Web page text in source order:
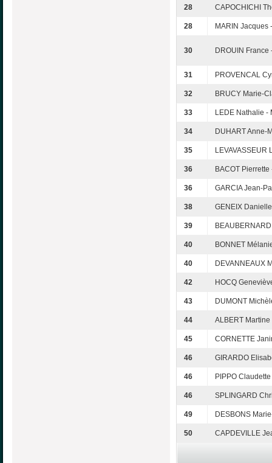
28 CAPOCHICHI
28 MARIN Jacques
30 DROUIN France
31 PROVENCAL
32 BRUCY Marie-
33 LEDE Nathalie -
34 DUHART Anne-
35 LEVAVASSEUR
36 BACOT
36 GARCIA Jean-
38 GENEIX
39
40 BONNET
40 DEVANNEAUX
42 HOCQ
43 DUMONT
44 ALBERT Martine
45 CORNETTE
46 GIRARDO
46 PIPPO
46 SPLINGARD
49 DESBONS
50 CAPDEVILLE